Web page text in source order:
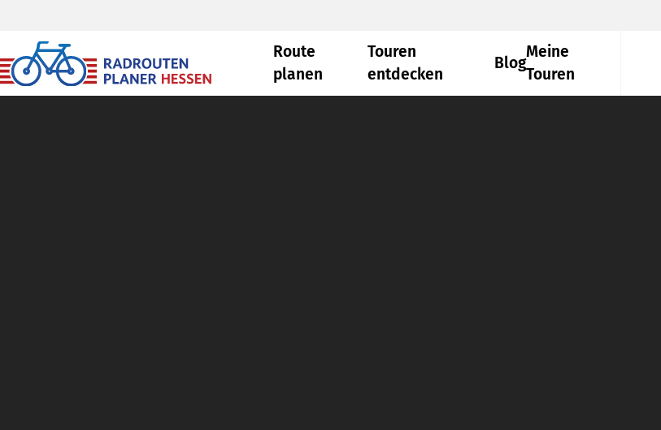
Route
planen
Touren
entdecken
Blog
Meine
Touren